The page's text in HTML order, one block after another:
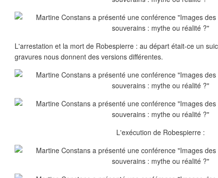
L'arrestation et la mort de Robespierre : au départ était-ce un
gravures nous donnent des versions différentes.
L'exécution de Robespierre :